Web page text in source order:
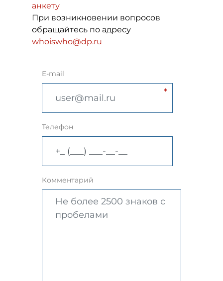
анкету
При возникновении вопросов
обращайтесь по адресу
whoiswho@dp.ru
E-mail
Телефон
Комментарий